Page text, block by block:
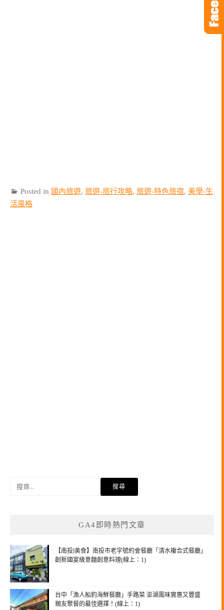
Posted in 國內旅遊, 旅遊-旅行攻略, 旅遊-特色旅宿, 美學-生
活風格
GA4即時熱門文章
【南投l美食】南投市老字號約會餐廳「清水複合式餐廳」
創新國宴級意麵創意料理(線上：1)
台中「漁人船釣海鮮餐廳」手路菜 澎湖風味實惠又豐盛
親友聚餐的最佳選擇！(線上：1)